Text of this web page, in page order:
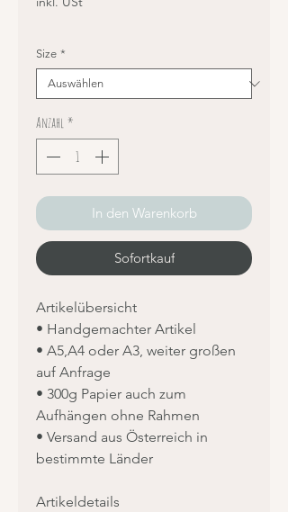
Size *
Anzahl *
In den Warenkorb
Sofortkauf
Artikelübersicht
• Handgemachter Artikel
• A5,A4 oder A3, weiter großen
auf Anfrage
• 300g Papier auch zum
Aufhängen ohne Rahmen
• Versand aus Österreich in
bestimmte Länder
Artikeldetails